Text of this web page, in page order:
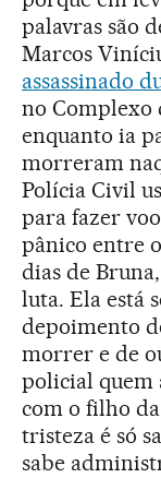
palavras são
Marcos
assassinado
no Complexo
enquanto ia
morreram
Polícia Civil
para fazer
pânico entre
dias de
luta. Ela está
depoimento
morrer e de
policial quem
com o filho
tristeza é só
sabe